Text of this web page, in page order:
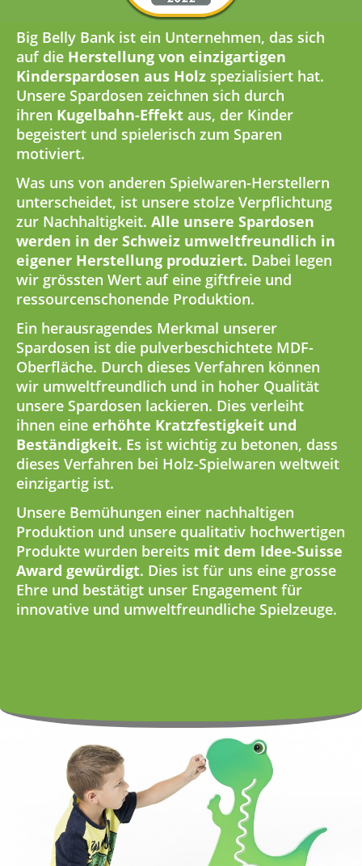
Big Belly Bank ist ein Unternehmen, das sich
auf die Herstellung von einzigartigen
Kinderspardosen aus Holz spezialisiert hat.
Unsere Spardosen zeichnen sich durch
ihren Kugelbahn-Effekt aus, der Kinder
begeistert und spielerisch zum Sparen
motiviert.
Was uns von anderen Spielwaren-Herstellern
unterscheidet, ist unsere stolze Verpflichtung
zur Nachhaltigkeit. Alle unsere Spardosen
werden in der Schweiz umweltfreundlich in
eigener Herstellung produziert. Dabei legen
wir grössten Wert auf eine giftfreie und
ressourcenschonende Produktion.
Ein herausragendes Merkmal unserer
Spardosen ist die pulverbeschichtete MDF-
Oberfläche. Durch dieses Verfahren können
wir umweltfreundlich und in hoher Qualität
unsere Spardosen lackieren. Dies verleiht
ihnen eine erhöhte Kratzfestigkeit und
Beständigkeit. Es ist wichtig zu betonen, dass
dieses Verfahren bei Holz-Spielwaren weltweit
einzigartig ist.
Unsere Bemühungen einer nachhaltigen
Produktion und unsere qualitativ hochwertigen
Produkte wurden bereits mit dem Idee-Suisse
Award gewürdigt. Dies ist für uns eine grosse
Ehre und bestätigt unser Engagement für
innovative und umweltfreundliche Spielzeuge.